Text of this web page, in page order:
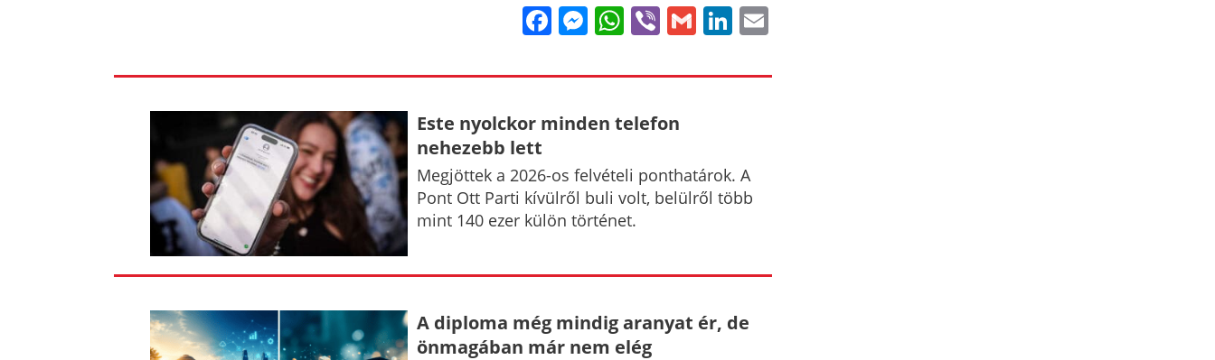
Facebook
Messenger
WhatsApp
ViberGmailLinkedIn
Email
Este nyolckor minden telefon
nehezebb lett
Megjöttek a 2026-os felvételi ponthatárok. A
Pont Ott Parti kívülről buli volt, belülről több
mint 140 ezer külön történet.
A diploma még mindig aranyat ér, de
önmagában már nem elég